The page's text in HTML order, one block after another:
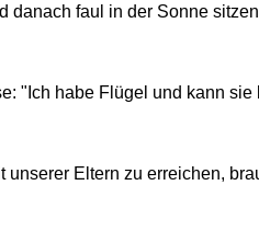
danach faul in der Sonne
"Ich habe Flügel und kann
unserer Eltern zu erreichen,